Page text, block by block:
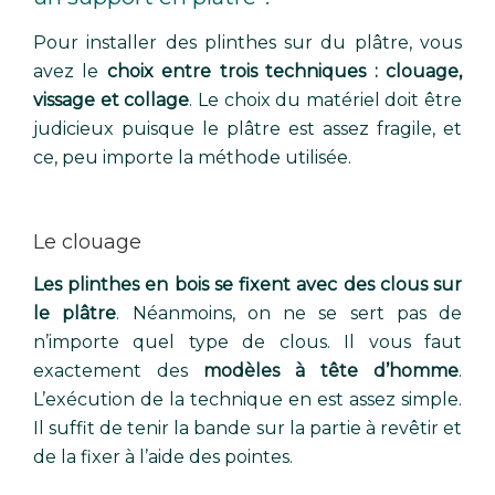
Pour installer des plinthes sur du plâtre, vous
avez le choix entre trois techniques : clouage,
vissage et collage. Le choix du matériel doit être
judicieux puisque le plâtre est assez fragile, et
ce, peu importe la méthode utilisée.
Le clouage
Les plinthes en bois se fixent avec des clous sur
le plâtre. Néanmoins, on ne se sert pas de
n’importe quel type de clous. Il vous faut
exactement des modèles à tête d’homme.
L’exécution de la technique en est assez simple.
Il suffit de tenir la bande sur la partie à revêtir et
de la fixer à l’aide des pointes.